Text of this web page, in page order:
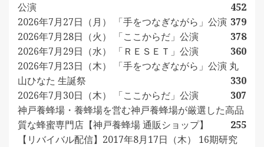
公演
452
2026年7月27日（月） 「手をつなぎながら」公演 379
2026年7月28日（火） 「ここからだ」公演
378
2026年7月29日（水） 「ＲＥＳＥＴ」公演
360
2026年7月23日（木） 「手をつなぎながら」公演 丸
山ひなた 生誕祭
330
2026年7月30日（木） 「ここからだ」公演
307
神戸養蜂場・養蜂場を営む神戸養蜂場が厳選した高品
質な蜂蜜専門店【神戸養蜂場 通販ショップ】
255
【リバイバル配信】2017年8月17日（木） 16期研究